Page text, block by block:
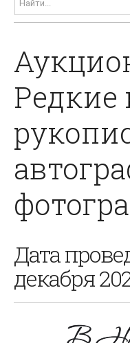
Редкие
Дата
декабря